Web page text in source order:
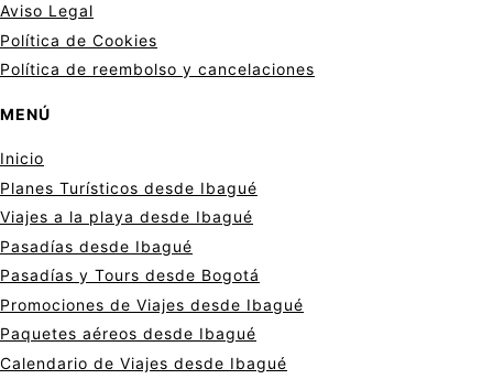
Aviso Legal
Política de Cookies
Política de reembolso y cancelaciones
MENÚ
Inicio
Planes Turísticos desde Ibagué
Viajes a la playa desde Ibagué
Pasadías desde Ibagué
Pasadías y Tours desde Bogotá
Promociones de Viajes desde Ibagué
Paquetes aéreos desde Ibagué
Calendario de Viajes desde Ibagué